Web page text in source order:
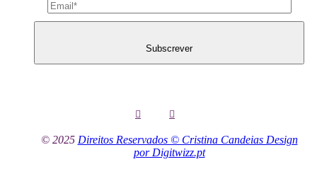
Subscrever
© 2025 Direitos Reservados © Cristina Candeias Design
por Digitwizz.pt